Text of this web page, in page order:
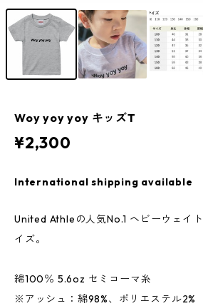
Woy yoy yoy キッズT
¥2,300
International shipping available
United Athleの人気No.1 ヘビーウェイ
イズ。
綿100％ 5.6oz セミコーマ糸
※アッシュ：綿98%、ポリエステル2%